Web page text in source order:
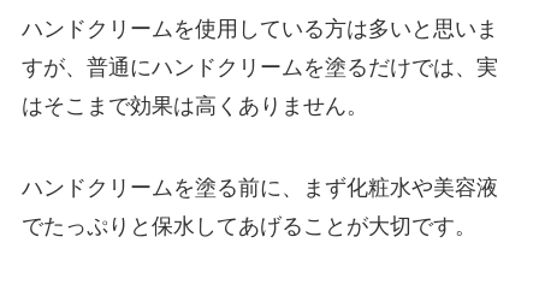
ハンドクリームを使用している方は多いと思いま
すが、普通にハンドクリームを塗るだけでは、実
はそこまで効果は高くありません。
ハンドクリームを塗る前に、まず化粧水や美容液
でたっぷりと保水してあげることが大切です。